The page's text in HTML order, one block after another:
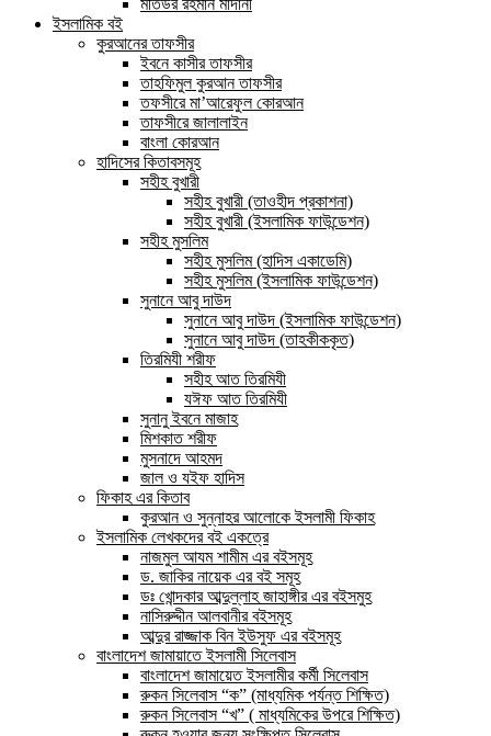
মতিউর রহমান মাদানী
ইসলামিক বই
কুরআনের তাফসীর
ইবনে কাসীর তাফসীর
তাহফিমুল কুরআন তাফসীর
তফসীরে মা’আরেফুল কোরআন
তাফসীরে জালালাইন
বাংলা কোরআন
হাদিসের কিতাবসমূহ
সহীহ বুখারী
সহীহ বুখারী (তাওহীদ প্রকাশনা)
সহীহ বুখারী (ইসলামিক ফাউন্ডেশন)
সহীহ মুসলিম
সহীহ মুসলিম (হাদিস একাডেমি)
সহীহ মুসলিম (ইসলামিক ফাউন্ডেশন)
সুনানে আবু দাউদ
সুনানে আবু দাউদ (ইসলামিক ফাউন্ডেশন)
সুনানে আবু দাউদ (তাহকীককৃত)
তিরমিযী শরীফ
সহীহ আত তিরমিযী
যঈফ আত তিরমিযী
সুনানু ইবনে মাজাহ
মিশকাত শরীফ
মুসনাদে আহমদ
জাল ও যইফ হাদিস
ফিকাহ এর কিতাব
কুরআন ও সুন্নাহর আলোকে ইসলামী ফিকাহ
ইসলামিক লেখকদের বই একত্রে
নাজমুল আযম শামীম এর বইসমূহ
ড. জাকির নায়েক এর বই সমূহ
ডঃ খোন্দকার আব্দুল্লাহ জাহাঙ্গীর এর বইসমুহ
নাসিরুদ্দীন আলবানীর বইসমূহ
আব্দুর রাজ্জাক বিন ইউসুফ এর বইসমূহ
বাংলাদেশ জামায়াতে ইসলামী সিলেবাস
বাংলাদেশ জামায়েত ইসলামীর কর্মী সিলেবাস
রুকন সিলেবাস “ক” (মাধ্যমিক পর্যন্ত শিক্ষিত)
রুকন সিলেবাস “খ” ( মাধ্যমিকের উপরে শিক্ষিত)